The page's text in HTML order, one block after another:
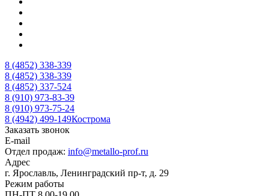
8 (4852) 338-339
8 (4852) 338-339
8 (4852) 337-524
8 (910) 973-83-39
8 (910) 973-75-24
8 (4942) 499-149Кострома
Заказать звонок
E-mail
Отдел продаж: info@metallo-prof.ru
Адрес
г. Ярославль, Ленинградский пр-т, д. 29
Режим работы